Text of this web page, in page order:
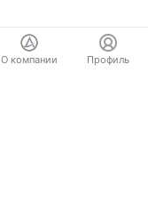
О компании Профиль